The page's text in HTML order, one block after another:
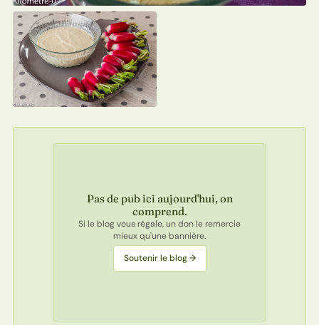
Pas de pub ici aujourd'hui, on
comprend.
Si le blog vous régale, un don le remercie
mieux qu'une bannière.
Soutenir le blog →